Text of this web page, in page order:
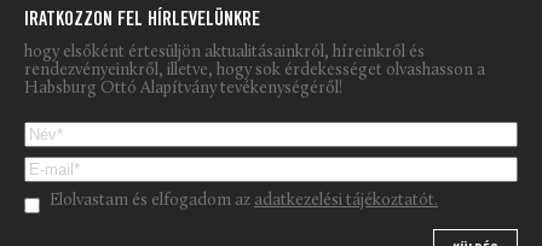
IRATKOZZON FEL HÍRLEVELÜNKRE
hogy elsőként értesüljön aktualitásainkról, híreinkről és
rendezvényeinkről, illetve, hogy sok érdekességet olvashasson a
Habsburg Ottó Alapítvány tevékenységéről!
Please leave this field empty.
Elolvastam és elfogadom az adatkezelési tájékoztatót.